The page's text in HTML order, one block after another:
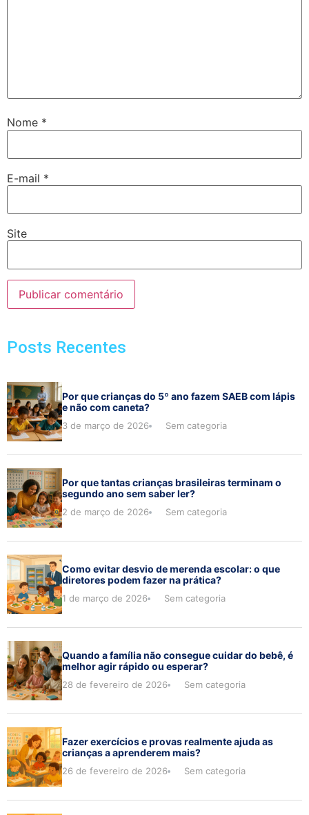
Nome *
E-mail *
Site
Posts Recentes
Por que crianças do 5º ano fazem SAEB com lápis
e não com caneta?
3 de março de 2026 Sem categoria
Por que tantas crianças brasileiras terminam o
segundo ano sem saber ler?
2 de março de 2026 Sem categoria
Como evitar desvio de merenda escolar: o que
diretores podem fazer na prática?
1 de março de 2026 Sem categoria
Quando a família não consegue cuidar do bebê, é
melhor agir rápido ou esperar?
28 de fevereiro de 2026 Sem categoria
Fazer exercícios e provas realmente ajuda as
crianças a aprenderem mais?
26 de fevereiro de 2026 Sem categoria